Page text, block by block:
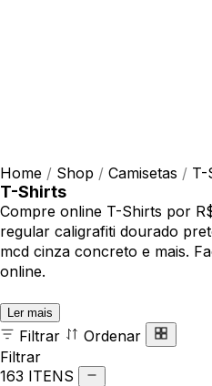
Home / Shop / Camisetas / T-
T-Shirts
Compre online T-Shirts por
regular caligrafiti dourado
mcd cinza concreto e mais.
online.
Ler mais
Filtrar
Ordenar
Filtrar
163 ITENS